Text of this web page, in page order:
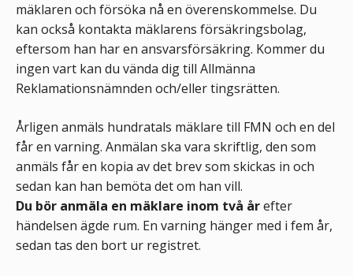
mäklaren och försöka nå en överenskommelse. Du
kan också kontakta mäklarens försäkringsbolag,
eftersom han har en ansvarsförsäkring. Kommer du
ingen vart kan du vända dig till Allmänna
Reklamationsnämnden och/eller tingsrätten.
Årligen anmäls hundratals mäklare till FMN och en del
får en varning. Anmälan ska vara skriftlig, den som
anmäls får en kopia av det brev som skickas in och
sedan kan han bemöta det om han vill.
Du bör anmäla en mäklare inom två årefter
händelsen ägde rum. En varning hänger med i fem år,
sedan tas den bort ur registret.